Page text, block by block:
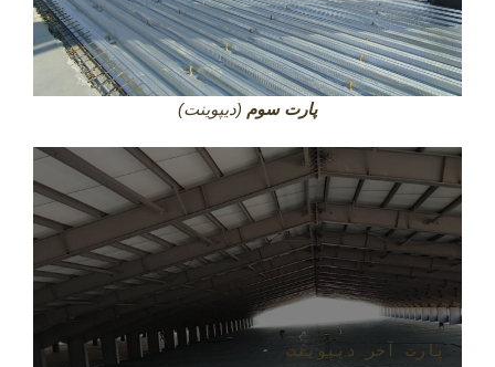
پارت سوم (دیپوینت)
پارت آخر دیپوینت